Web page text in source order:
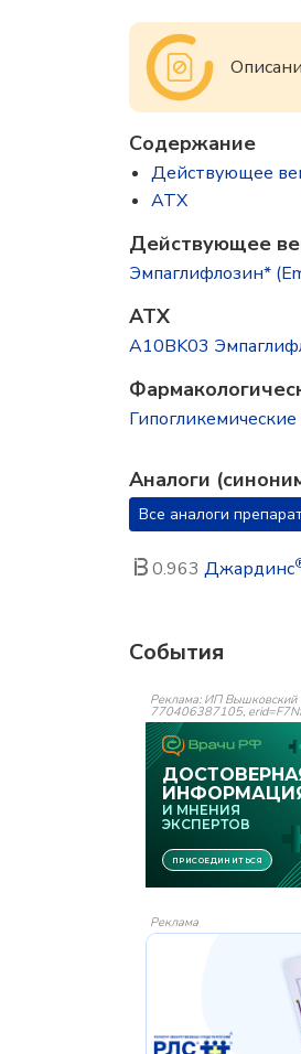
Содержание
Действующее
ATX
Действующее
Эмпаглифлозин*
ATX
A10BK03
Аналоги
Все аналоги
0.963 Джардинс
События
Реклама: ИП Вышковский
770406387105,
Реклама